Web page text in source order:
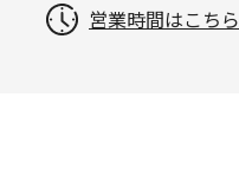
営業時間はこちら